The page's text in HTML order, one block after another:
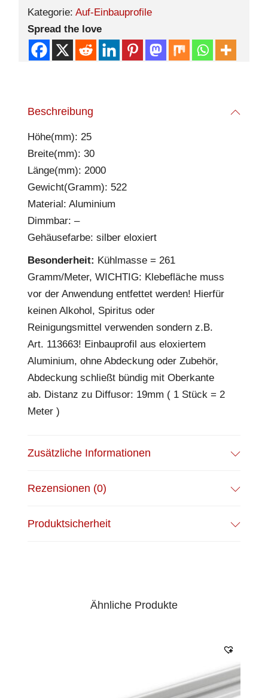
Kategorie: Auf-Einbauprofile
Spread the love
Beschreibung
Höhe(mm): 25
Breite(mm): 30
Länge(mm): 2000
Gewicht(Gramm): 522
Material: Aluminium
Dimmbar: –
Gehäusefarbe: silber eloxiert
Besonderheit: Kühlmasse = 261
Gramm/Meter, WICHTIG: Klebefläche muss
vor der Anwendung entfettet werden! Hierfür
keinen Alkohol, Spiritus oder
Reinigungsmittel verwenden sondern z.B.
Art. 113663! Einbauprofil aus eloxiertem
Aluminium, ohne Abdeckung oder Zubehör,
Abdeckung schließt bündig mit Oberkante
ab. Distanz zu Diffusor: 19mm ( 1 Stück = 2
Meter )
Zusätzliche Informationen
Rezensionen (0)
Produktsicherheit
Ähnliche Produkte